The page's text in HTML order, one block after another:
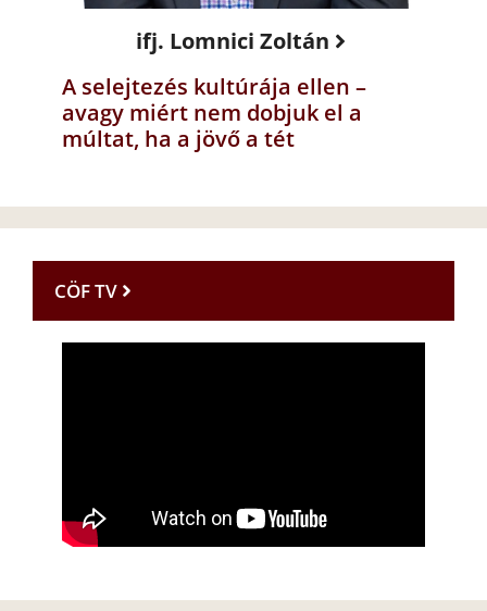
ifj. Lomnici Zoltán
A selejtezés kultúrája ellen –
avagy miért nem dobjuk el a
múltat, ha a jövő a tét
CÖF TV